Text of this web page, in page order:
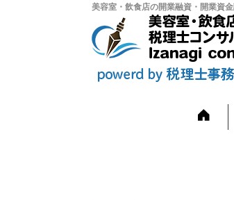
美容室・飲食店の開業融資・開業資